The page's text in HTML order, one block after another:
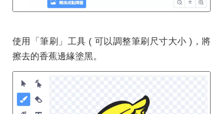
使用「筆刷」工具 ( 可以調整筆刷尺寸大小 )，將
擦去的香蕉邊緣塗黑。